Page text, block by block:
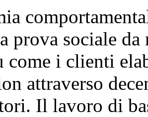
prova sociale
come i clienti
attraverso
Il lavoro di